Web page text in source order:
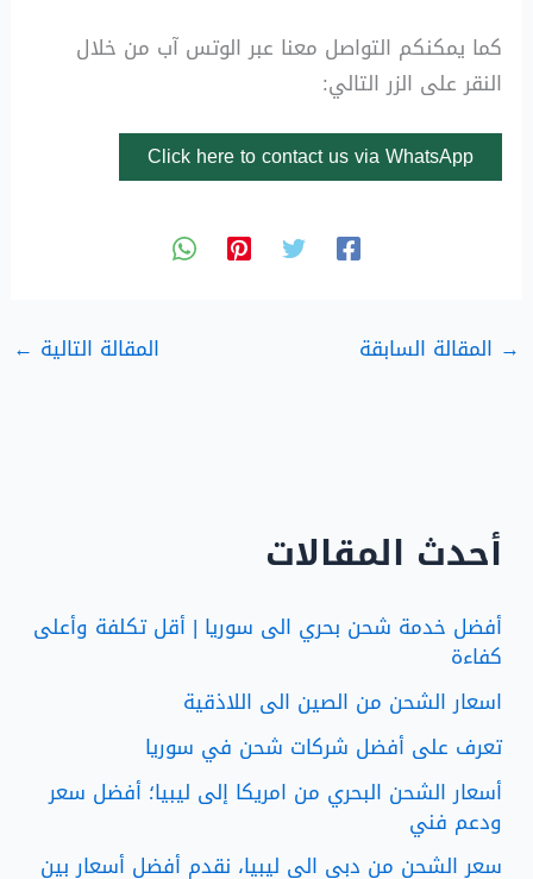
كما يمكنكم التواصل معنا عبر الوتس آب من خلال
النقر على الزر التالي:
Click here to contact us via WhatsApp
→ المقالة السابقة المقالة التالية ←
أحدث المقالات
أفضل خدمة شحن بحري الى سوريا | أقل تكلفة وأعلى
كفاءة
اسعار الشحن من الصين الى اللاذقية
تعرف على أفضل شركات شحن في سوريا
أسعار الشحن البحري من امريكا إلى ليبيا؛ أفضل سعر
ودعم فني
سعر الشحن من دبي الى ليبيا، نقدم أفضل أسعار بين